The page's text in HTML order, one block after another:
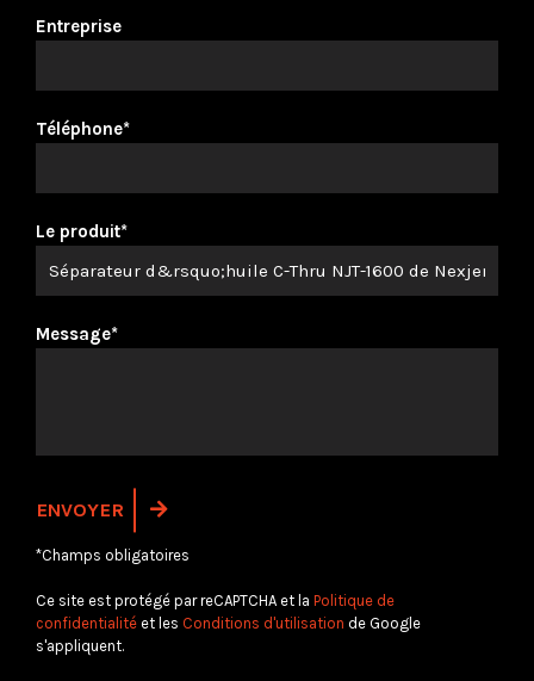
Entreprise
Téléphone*
Le produit*
Message*
*Champs obligatoires
Ce site est protégé par reCAPTCHA et la Politique de
confidentialité et les Conditions d'utilisation de Google
s'appliquent.